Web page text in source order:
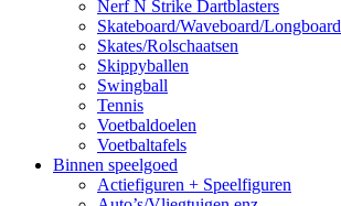
Nerf N Strike Dartblasters
Skateboard/Waveboard/Longboard
Skates/Rolschaatsen
Skippyballen
Swingball
Tennis
Voetbaldoelen
Voetbaltafels
Binnen speelgoed
Actiefiguren + Speelfiguren